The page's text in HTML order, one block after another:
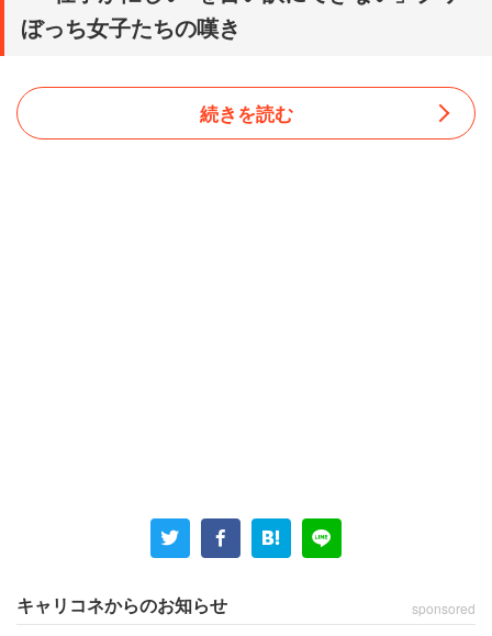
ぼっち女子たちの嘆き
続きを読む
キャリコネからのお知らせ sponsored